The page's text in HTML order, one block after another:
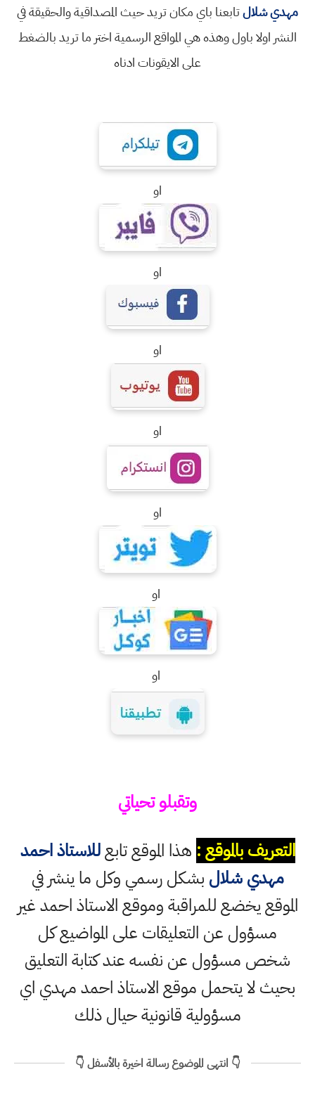
مهدي شلالتابعنا باي مكان تريد حيث المصداقية والحقيقة في
النشر اولا باول وهذه هي المواقع الرسمية اختر ما تريد بالضغط
على الايقونات ادناه
او
او
او
او
او
او
او
وتقبلو تحياتي
التعريف بالموقع : هذا الموقع تابعللاستاذ احمد
مهدي شلال بشكل رسمي وكل ما ينشر في
الموقع يخضع للمراقبة وموقع الاستاذ احمد غير
مسؤول عن التعليقات على المواضيع كل
شخص مسؤول عن نفسه عند كتابة التعليق
بحيث لا يتحمل موقع الاستاذ احمد مهدي اي
مسؤولية قانونية حيال ذلك
👇 انتهى الموضوع رسالة اخيرة بالأسفل 👇